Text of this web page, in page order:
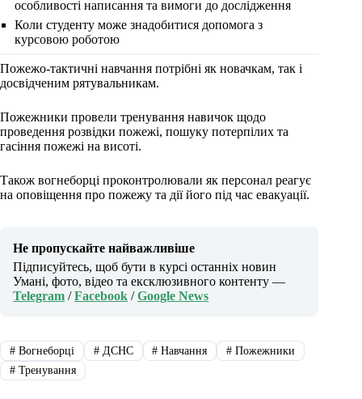
особливості написання та вимоги до дослідження
Коли студенту може знадобитися допомога з
курсовою роботою
Пожежо-тактичні навчання потрібні як новачкам, так і
досвідченим рятувальникам.
Пожежники провели тренування навичок щодо
проведення розвідки пожежі, пошуку потерпілих та
гасіння пожежі на висоті.
Також вогнеборці проконтролювали як персонал реагує
на оповіщення про пожежу та дії його під час евакуації.
Не пропускайте найважливіше
Підписуйтесь, щоб бути в курсі останніх новин
Умані, фото, відео та ексклюзивного контенту —
Telegram /Facebook /Google News
#Вогнеборці #ДСНС # Навчання # Пожежники
#Тренування